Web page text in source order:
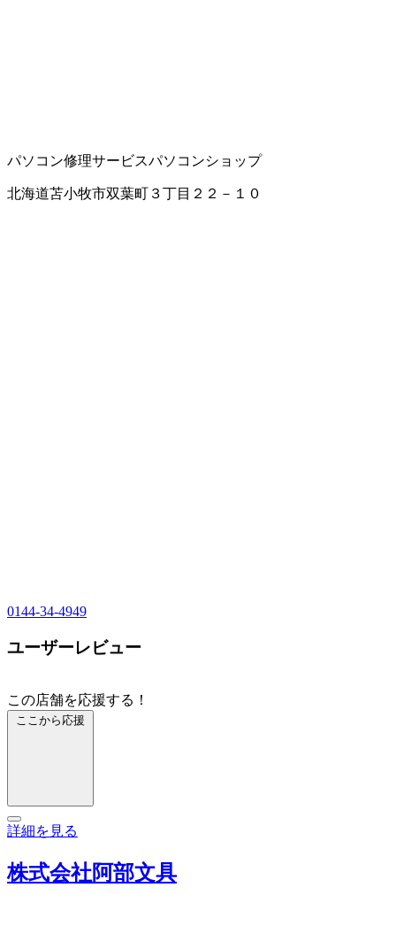
パソコン修理サービスパソコンショップ
北海道苫小牧市双葉町３丁目２２－１０
0144-34-4949
ユーザーレビュー
この店舗を応援する！
ここから応援
詳細を見る
株式会社阿部文具